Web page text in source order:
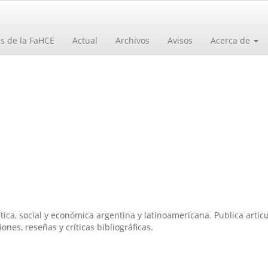
de la FaHCE Actual Archivos Avisos Acerca de
social y económica argentina y latinoamericana. Publica
reseñas y críticas bibliográficas.